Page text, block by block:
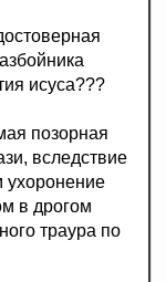
исуса???
позорная
вследствие
ухоронение
в дрогом
траура по